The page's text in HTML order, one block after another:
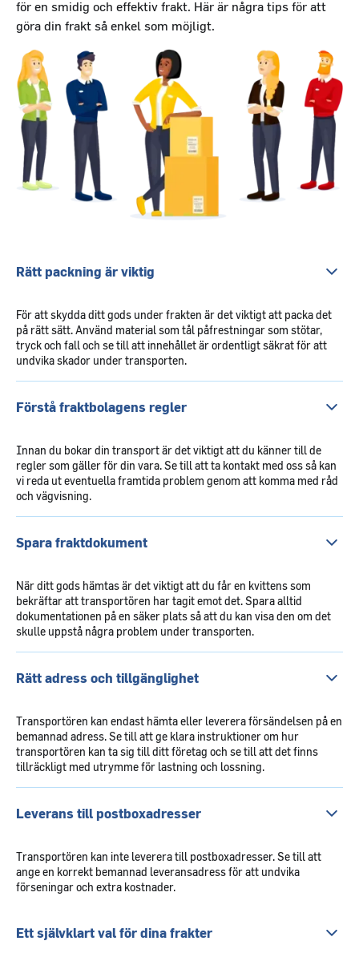
för en smidig och effektiv frakt. Här är några tips för att
göra din frakt så enkel som möjligt.
Rätt packning är viktig
För att skydda ditt gods under frakten är det viktigt att packa det
på rätt sätt. Använd material som tål påfrestningar som stötar,
tryck och fall och se till att innehållet är ordentligt säkrat för att
undvika skador under transporten.
Förstå fraktbolagens regler
Innan du bokar din transport är det viktigt att du känner till de
regler som gäller för din vara. Se till att ta kontakt med oss så kan
vi reda ut eventuella framtida problem genom att komma med råd
och vägvisning.
Spara fraktdokument
När ditt gods hämtas är det viktigt att du får en kvittens som
bekräftar att transportören har tagit emot det. Spara alltid
dokumentationen på en säker plats så att du kan visa den om det
skulle uppstå några problem under transporten.
Rätt adress och tillgänglighet
Transportören kan endast hämta eller leverera försändelsen på en
bemannad adress. Se till att ge klara instruktioner om hur
transportören kan ta sig till ditt företag och se till att det finns
tillräckligt med utrymme för lastning och lossning.
Leverans till postboxadresser
Transportören kan inte leverera till postboxadresser. Se till att
ange en korrekt bemannad leveransadress för att undvika
förseningar och extra kostnader.
Ett självklart val för dina frakter